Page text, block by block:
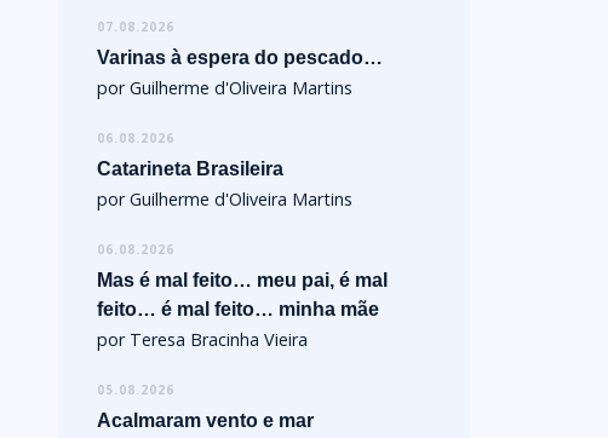
07.08.2026
Varinas à espera do pescado…
por Guilherme d'Oliveira Martins
06.08.2026
Catarineta Brasileira
por Guilherme d'Oliveira Martins
06.08.2026
Mas é mal feito… meu pai, é mal
feito… é mal feito… minha mãe
por Teresa Bracinha Vieira
05.08.2026
Acalmaram vento e mar